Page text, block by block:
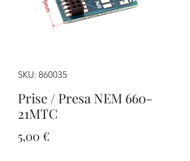
SKU: 860035
Prise / Presa NEM 660-
21MTC
5,00 €